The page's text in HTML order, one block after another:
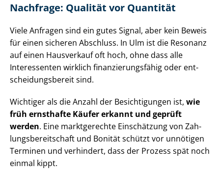
Nachfrage: Qualität vor Quantität
Viele Anfragen sind ein gutes Signal, aber kein Beweis
für einen sicheren Abschluss. In Ulm ist die Resonanz
auf einen Hausverkauf oft hoch, ohne dass alle
Interessenten wirklich fi­nan­zie­rungs­fä­hig oder ent­
schei­dungs­be­reit sind.
Wichtiger als die Anzahl der Besichtigungen ist, wie
früh ernsthafte Käufer erkannt und geprüft
werden. Eine marktgerechte Einschätzung von Zah­
lungs­be­reit­schaft und Bonität schützt vor unnötigen
Terminen und verhindert, dass der Prozess spät noch
einmal kippt.